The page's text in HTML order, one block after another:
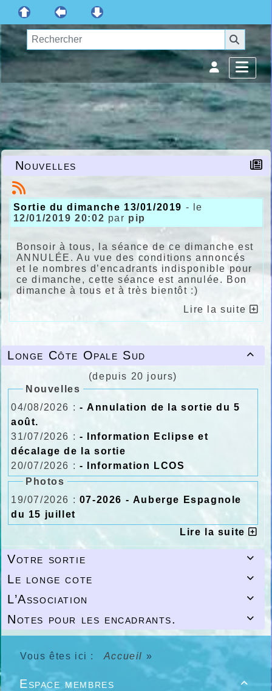

Longe Côte Opale Sud
(depuis 20 jours)
Nouvelles
04/08/2026 : - Annulation de la sortie du 5
août.
31/07/2026 : - Information Eclipse et
décalage de la sortie
20/07/2026 : - Information LCOS
Photos
19/07/2026 : 07-2026 - Auberge Espagnole
du 15 juillet
Lire la suite

Votre sortie

Le longe cote

L’Association

Notes pour les encadrants.
Nouvelles
Sortie du dimanche 13/01/2019 - le
12/01/2019 20:02 par pip
Bonsoir à tous, la séance de ce dimanche est
ANNULÉE. Au vue des conditions annoncés
et le nombres d’encadrants indisponible pour
ce dimanche, cette séance est annulée. Bon
dimanche à tous et à très bientôt :)
Lire la suite
Vous êtes ici : Accueil »

Espace membres